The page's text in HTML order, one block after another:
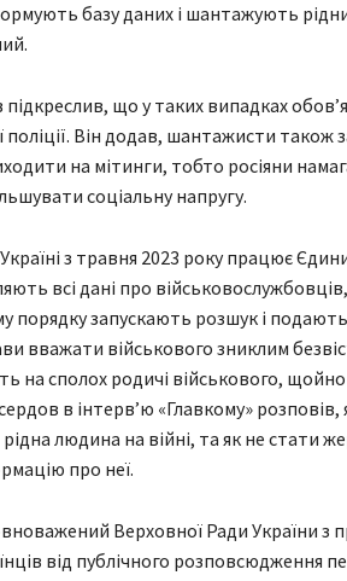
базу даних і шантажують
що у таких випадках
поліції. Він додав, шантажисти також
на мітинги, тобто росіяни
соціальну напругу.
з травня 2023 року працює
всі дані про
порядку запускають розшук і
вважати військового зниклим
на сполох родичі військового, щойно
в інтерв’ю «Главкому» розповів,
рідна людина на війні, та як не стати
про неї.
Верховної Ради України
від публічного розповсюдження